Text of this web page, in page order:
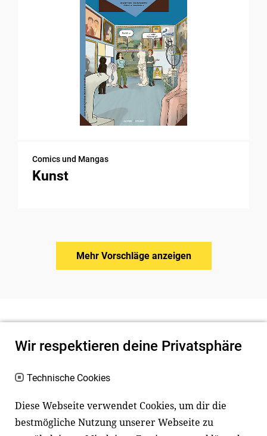
Comics und Mangas
Kunst
Mehr Vorschläge anzeigen
Newsletter
Wir respektieren deine Privatsphäre
Technische Cookies
Diese Webseite verwendet Cookies, um dir die
bestmögliche Nutzung unserer Webseite zu